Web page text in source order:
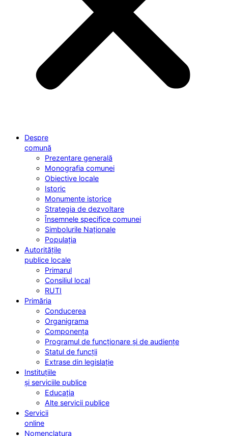
Despre
comună
Prezentare generală
Monografia comunei
Obiective locale
Istoric
Monumente istorice
Strategia de dezvoltare
Însemnele specifice comunei
Simbolurile Naționale
Populația
Autoritățile
publice locale
Primarul
Consiliul local
RUTI
Primăria
Conducerea
Organigrama
Componența
Programul de funcționare și de audiențe
Statul de funcții
Extrase din legislație
Instituțiile
și serviciile publice
Educația
Alte servicii publice
Servicii
online
Nomenclatura